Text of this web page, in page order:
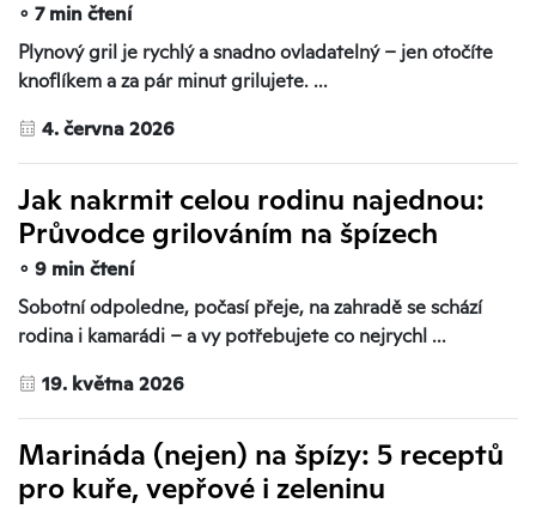
∘ 7 min čtení
Plynový gril je rychlý a snadno ovladatelný – jen otočíte
knoflíkem a za pár minut grilujete. ...
4. června 2026
Jak nakrmit celou rodinu najednou:
Průvodce grilováním na špízech
∘ 9 min čtení
Sobotní odpoledne, počasí přeje, na zahradě se schází
rodina i kamarádi – a vy potřebujete co nejrychl ...
19. května 2026
Marináda (nejen) na špízy: 5 receptů
pro kuře, vepřové i zeleninu